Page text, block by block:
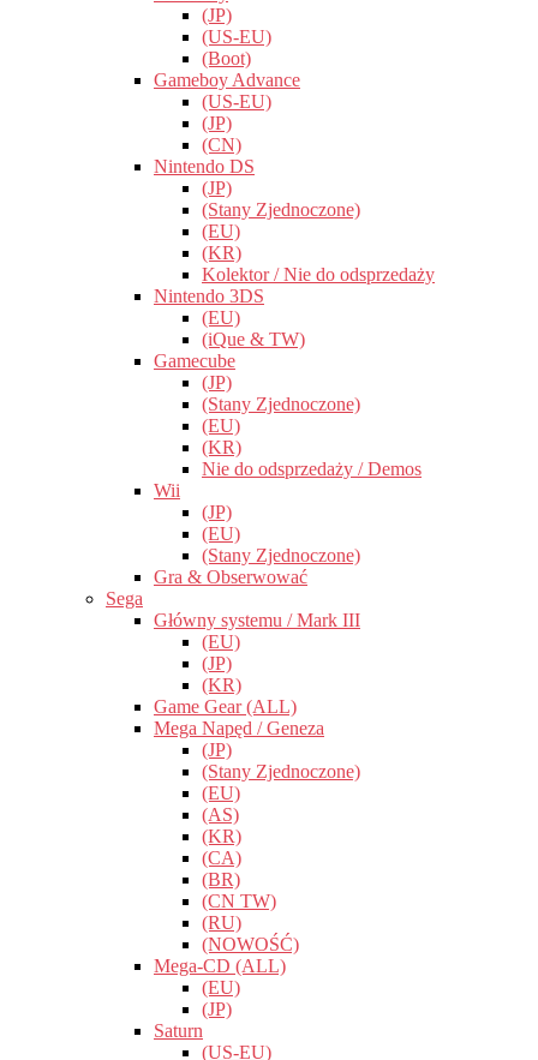
(JP)
(US-EU)
(Boot)
Gameboy Advance
(US-EU)
(JP)
(CN)
Nintendo DS
(JP)
(Stany Zjednoczone)
(EU)
(KR)
Kolektor / Nie do odsprzedaży
Nintendo 3DS
(EU)
(iQue & TW)
Gamecube
(JP)
(Stany Zjednoczone)
(EU)
(KR)
Nie do odsprzedaży / Demos
Wii
(JP)
(EU)
(Stany Zjednoczone)
Gra & Obserwować
Sega
Główny systemu / Mark III
(EU)
(JP)
(KR)
Game Gear (ALL)
Mega Napęd / Geneza
(JP)
(Stany Zjednoczone)
(EU)
(AS)
(KR)
(CA)
(BR)
(CN TW)
(RU)
(NOWOŚĆ)
Mega-CD (ALL)
(EU)
(JP)
Saturn
(US-EU)